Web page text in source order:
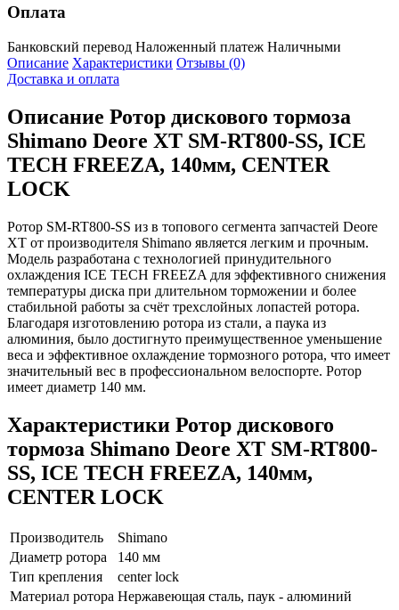
Оплата
Банковский перевод Наложенный платеж Наличными
Описание Характеристики Отзывы (0)
Доставка и оплата
Описание Ротор дискового тормоза
Shimano Deore XT SM-RT800-SS, ICE
TECH FREEZA, 140мм, CENTER
LOCK
Ротор SM-RT800-SS из в топового сегмента запчастей Deore
XT от производителя Shimano является легким и прочным.
Модель разработана с технологией принудительного
охлаждения ICE TECH FREEZA для эффективного снижения
температуры диска при длительном торможении и более
стабильной работы за счёт трехслойных лопастей ротора.
Благодаря изготовлению ротора из стали, а паука из
алюминия, было достигнуто преимущественное уменьшение
веса и эффективное охлаждение тормозного ротора, что имеет
значительный вес в профессиональном велоспорте. Ротор
имеет диаметр 140 мм.
Характеристики Ротор дискового
тормоза Shimano Deore XT SM-RT800-
SS, ICE TECH FREEZA, 140мм,
CENTER LOCK
Производитель
Shimano
Диаметр ротора
140 мм
Тип крепления
center lock
Материал ротора Нержавеющая сталь, паук - алюминий